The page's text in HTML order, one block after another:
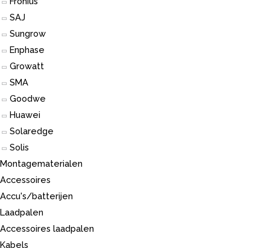
SAJ
Sungrow
Enphase
Growatt
SMA
Goodwe
Huawei
Solaredge
Solis
Montagematerialen
Accessoires
Accu's/batterijen
Laadpalen
Accessoires laadpalen
Kabels